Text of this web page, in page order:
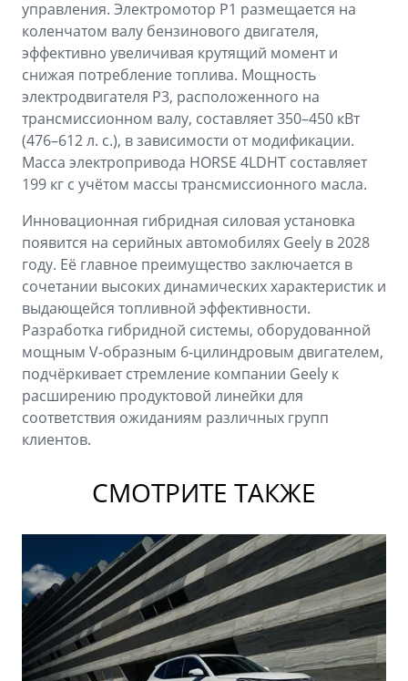
управления. Электромотор P1 размещается на
коленчатом валу бензинового двигателя,
эффективно увеличивая крутящий момент и
снижая потребление топлива. Мощность
электродвигателя P3, расположенного на
трансмиссионном валу, составляет 350–450 кВт
(476–612 л. с.), в зависимости от модификации.
Масса электропривода HORSE 4LDHT составляет
199 кг с учётом массы трансмиссионного масла.
Инновационная гибридная силовая установка
появится на серийных автомобилях Geely в 2028
году. Её главное преимущество заключается в
сочетании высоких динамических характеристик и
выдающейся топливной эффективности.
Разработка гибридной системы, оборудованной
мощным V-образным 6-цилиндровым двигателем,
подчёркивает стремление компании Geely к
расширению продуктовой линейки для
соответствия ожиданиям различных групп
клиентов.
СМОТРИТЕ ТАКЖЕ